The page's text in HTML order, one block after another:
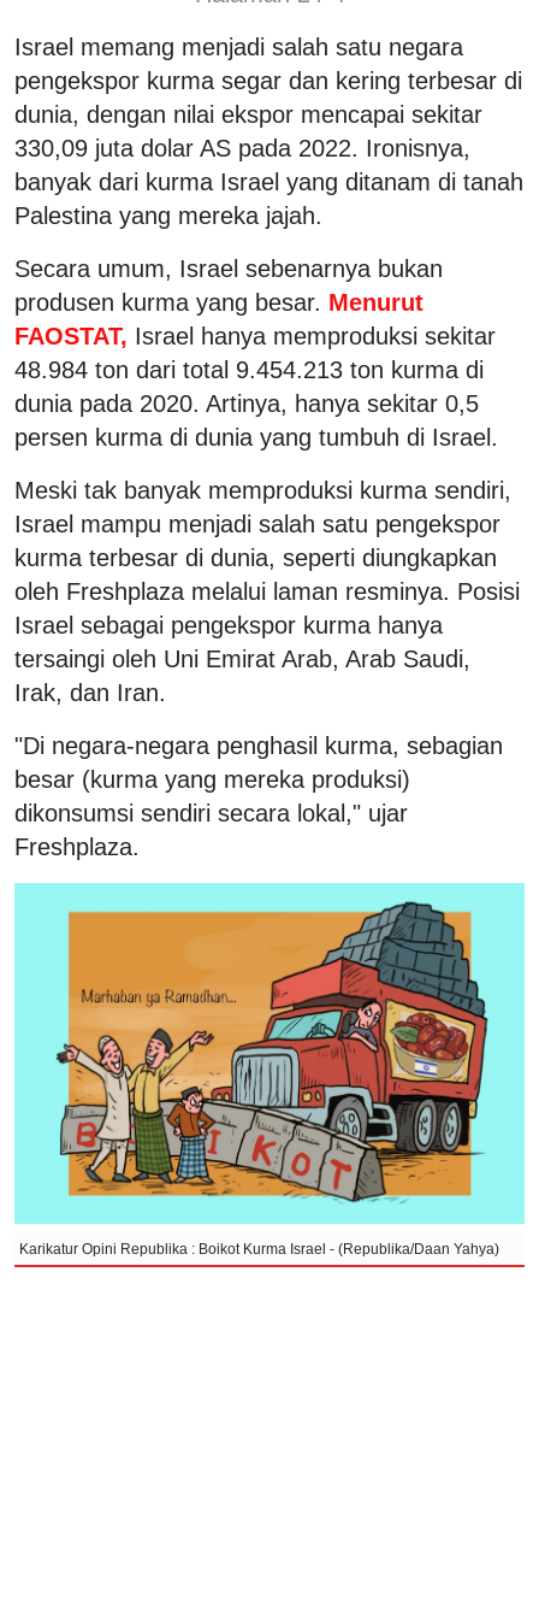
Israel memang menjadi salah satu negara
pengekspor kurma segar dan kering terbesar di
dunia, dengan nilai ekspor mencapai sekitar
330,09 juta dolar AS pada 2022. Ironisnya,
banyak dari kurma Israel yang ditanam di tanah
Palestina yang mereka jajah.
Secara umum, Israel sebenarnya bukan
produsen kurma yang besar. Menurut
FAOSTAT, Israel hanya memproduksi sekitar
48.984 ton dari total 9.454.213 ton kurma di
dunia pada 2020. Artinya, hanya sekitar 0,5
persen kurma di dunia yang tumbuh di Israel.
Meski tak banyak memproduksi kurma sendiri,
Israel mampu menjadi salah satu pengekspor
kurma terbesar di dunia, seperti diungkapkan
oleh Freshplaza melalui laman resminya. Posisi
Israel sebagai pengekspor kurma hanya
tersaingi oleh Uni Emirat Arab, Arab Saudi,
Irak, dan Iran.
"Di negara-negara penghasil kurma, sebagian
besar (kurma yang mereka produksi)
dikonsumsi sendiri secara lokal," ujar
Freshplaza.
Karikatur Opini Republika : Boikot Kurma Israel - (Republika/Daan Yahya)